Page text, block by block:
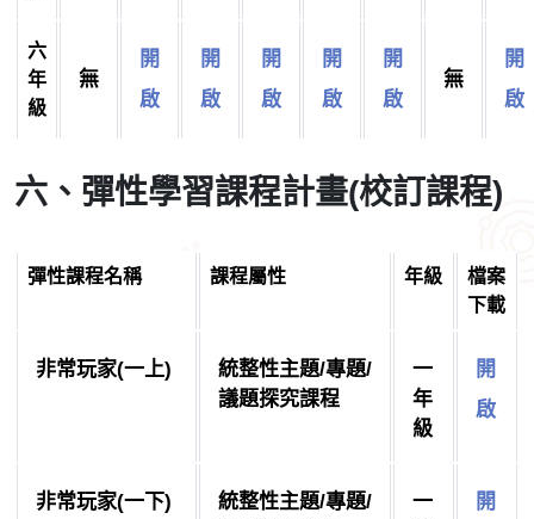
六
年
級
無
開
啟
開
啟
開
啟
開
啟
開
啟
無
開
啟
六、彈性學習課程計畫(校訂課程)
彈性課程名稱 課程屬性 年級
檔案
下載
非常玩家(一上)
統整性主題/專題/
議題探究課程
一
年
級
開
啟
非常玩家(一下)
統整性主題/專題/
一
開